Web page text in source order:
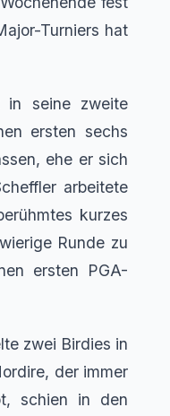
Turniers hat
in seine zweite
ersten sechs
ehe er sich
arbeitete
kurzes
Runde zu
ersten PGA-
zwei Birdies in
der immer
schien in den